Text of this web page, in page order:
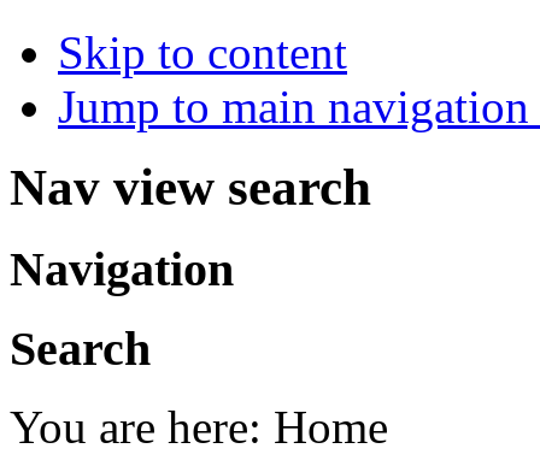
Skip to content
Jump to main
Nav view search
Navigation
Search
You are here: Home